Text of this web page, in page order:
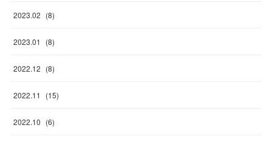
2023.02 (8)
2023.01 (8)
2022.12 (8)
2022.11 (15)
2022.10 (6)